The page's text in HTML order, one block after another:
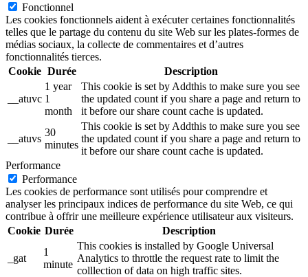
Fonctionnel
Les cookies fonctionnels aident à exécuter certaines fonctionnalités
telles que le partage du contenu du site Web sur les plates-formes de
médias sociaux, la collecte de commentaires et d’autres
fonctionnalités tierces.
Cookie Durée Description
__atuvc
1 year
1
month
This cookie is set by Addthis to make sure you see
the updated count if you share a page and return to
it before our share count cache is updated.
__atuvs
30
minutes
This cookie is set by Addthis to make sure you see
the updated count if you share a page and return to
it before our share count cache is updated.
Performance
Performance
Les cookies de performance sont utilisés pour comprendre et
analyser les principaux indices de performance du site Web, ce qui
contribue à offrir une meilleure expérience utilisateur aux visiteurs.
Cookie Durée Description
_gat
1
minute
This cookies is installed by Google Universal
Analytics to throttle the request rate to limit the
colllection of data on high traffic sites.